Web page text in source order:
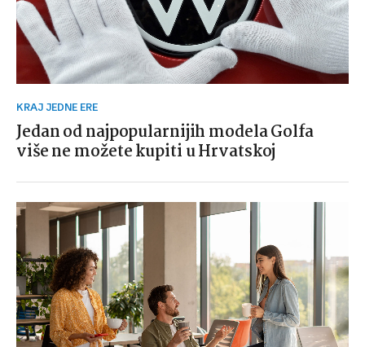
KRAJ JEDNE ERE
Jedan od najpopularnijih modela Golfa
više ne možete kupiti u Hrvatskoj